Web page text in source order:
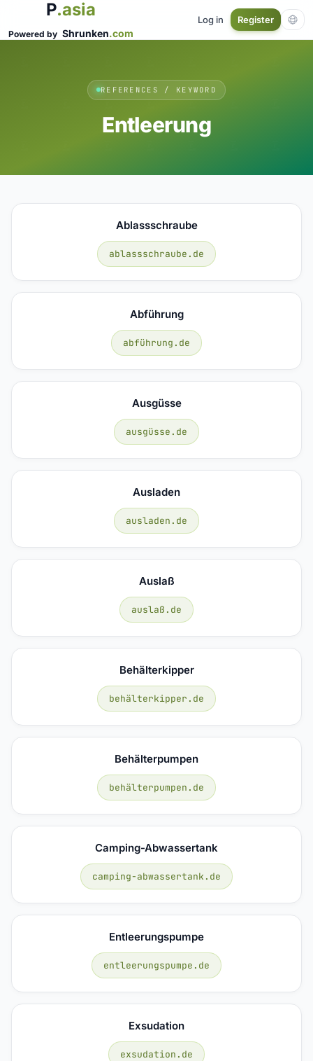
P.asia
Powered by Shrunken.com
Log in Register
REFERENCES / KEYWORD
Entleerung
Ablassschraube
ablassschraube.de
Abführung
abführung.de
Ausgüsse
ausgüsse.de
Ausladen
ausladen.de
Auslaß
auslaß.de
Behälterkipper
behälterkipper.de
Behälterpumpen
behälterpumpen.de
Camping-Abwassertank
camping-abwassertank.de
Entleerungspumpe
entleerungspumpe.de
Exsudation
exsudation.de